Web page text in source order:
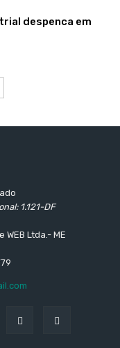
despenca em
1.121-DF
Ltda.- ME